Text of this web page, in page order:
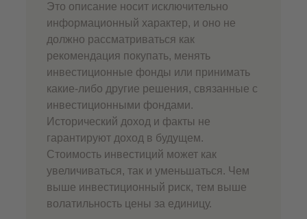
Это описание носит исключительно
информационный характер, и оно не
должно рассматриваться как
рекомендация покупать, менять
инвестиционные фонды или принимать
какие-либо другие решения, связанные с
инвестиционными фондами.
Исторический доход и факты не
гарантируют доход в будущем.
Стоимость инвестиций может как
увеличиваться, так и уменьшаться. Чем
выше инвестиционный риск, тем выше
волатильность цены за единицу.